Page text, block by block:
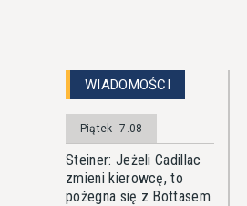
WIADOMOŚCI
Piątek 7.08
Steiner: Jeżeli Cadillac
zmieni kierowcę, to
pożegna się z Bottasem